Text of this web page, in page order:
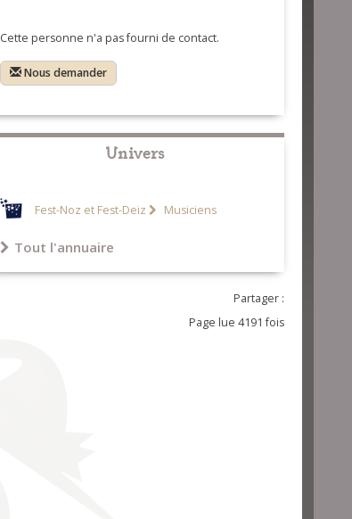
Cette personne n'a pas fourni de contact.
Nous demander
Univers
Fest-Noz et Fest-Deiz Musiciens
Tout l'annuaire
Partager :
Page lue 4191 fois